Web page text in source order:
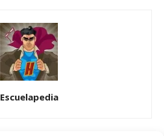
Escuelapedia